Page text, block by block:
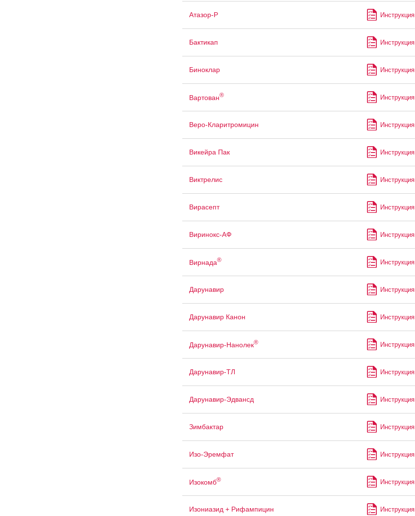
Атазор-Р Инструкция
Бактикап Инструкция
Биноклар Инструкция
Вартован® Инструкция
Веро-Кларитромицин Инструкция
Викейра Пак Инструкция
Виктрелис Инструкция
Вирасепт Инструкция
Виринокс-АФ Инструкция
Вирнада® Инструкция
Дарунавир Инструкция
Дарунавир Канон Инструкция
Дарунавир-Нанолек® Инструкция
Дарунавир-ТЛ Инструкция
Дарунавир-Эдвансд Инструкция
Зимбактар Инструкция
Изо-Эремфат Инструкция
Изокомб® Инструкция
Изониазид + Рифампицин Инструкция